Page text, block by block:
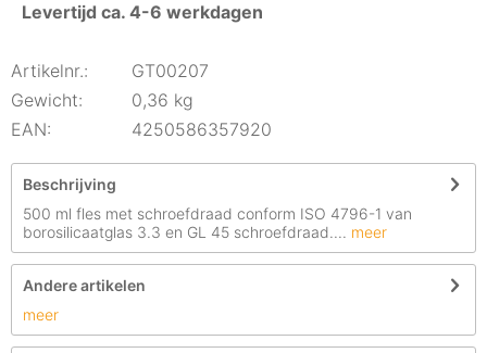
Levertijd ca. 4-6 werkdagen
Artikelnr.:
GT00207
Gewicht:
0,36 kg
EAN:
4250586357920
Beschrijving
500 ml fles met schroefdraad conform ISO 4796-1 van
borosilicaatglas 3.3 en GL 45 schroefdraad.... meer
Andere artikelen
meer